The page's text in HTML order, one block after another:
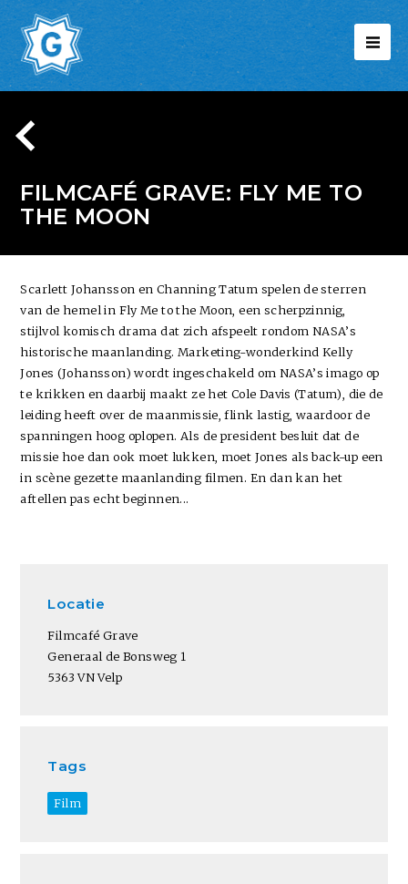
FILMCAFÉ GRAVE: FLY ME TO
THE MOON
Scarlett Johansson en Channing Tatum spelen de sterren
van de hemel in Fly Me to the Moon, een scherpzinnig,
stijlvol komisch drama dat zich afspeelt rondom NASA’s
historische maanlanding. Marketing-wonderkind Kelly
Jones (Johansson) wordt ingeschakeld om NASA’s imago op
te krikken en daarbij maakt ze het Cole Davis (Tatum), die de
leiding heeft over de maanmissie, flink lastig, waardoor de
spanningen hoog oplopen. Als de president besluit dat de
missie hoe dan ook moet lukken, moet Jones als back-up een
in scène gezette maanlanding filmen. En dan kan het
aftellen pas echt beginnen...
Locatie
Filmcafé Grave
Generaal de Bonsweg 1
5363 VN Velp
Tags
Film